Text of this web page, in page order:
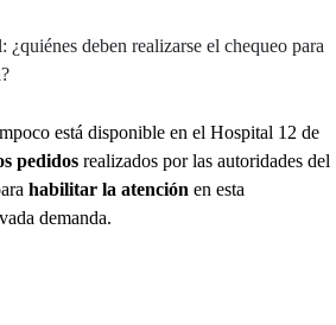
¿quiénes deben realizarse el chequeo para
está disponible en el Hospital 12 de
pedidos realizados por las autoridades del
habilitar la atención en esta
demanda.